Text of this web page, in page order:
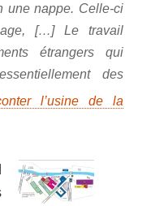
une nappe. Celle-ci
[…] Le travail
étrangers qui
des
l’usine de la